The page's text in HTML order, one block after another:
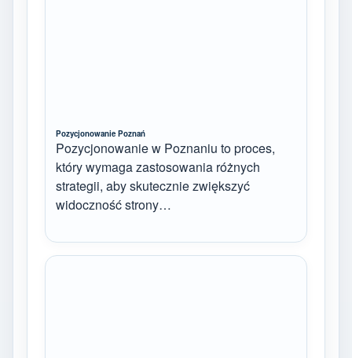
Pozycjonowanie Poznań
Pozycjonowanie w Poznaniu to proces,
który wymaga zastosowania różnych
strategii, aby skutecznie zwiększyć
widoczność strony…